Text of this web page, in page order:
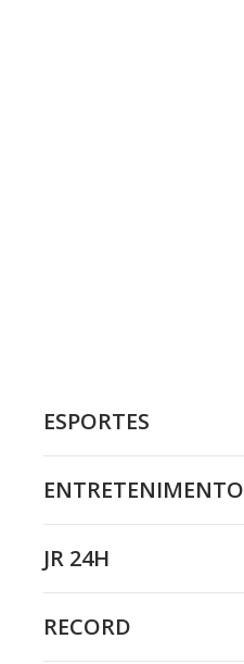
ESPORTES
ENTRETENIMENTO
JR 24H
RECORD